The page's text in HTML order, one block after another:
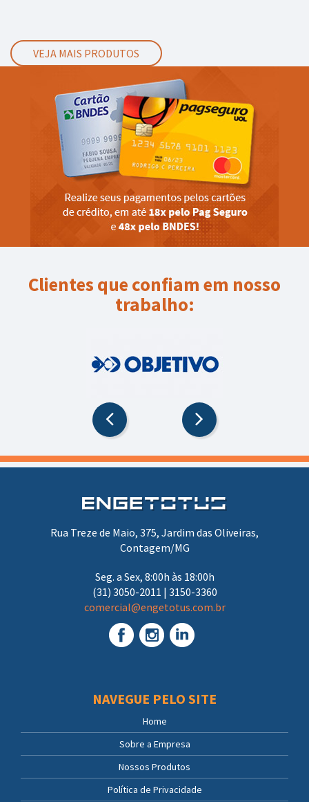
VEJA MAIS PRODUTOS
Clientes que confiam em nosso
trabalho:
Rua Treze de Maio, 375, Jardim das Oliveiras,
Contagem/MG
Seg. a Sex, 8:00h às 18:00h
(31) 3050-2011 | 3150-3360
comercial@engetotus.com.br
NAVEGUE PELO SITE
Home
Sobre a Empresa
Nossos Produtos
Política de Privacidade